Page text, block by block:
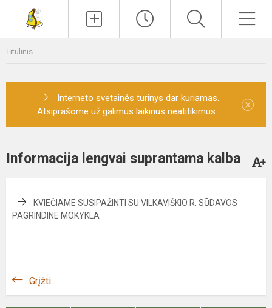
Titulinis
Interneto svetainės turinys dar kuriamas.
Atsiprašome už galimus laikinus neatitikimus.
×
Informacija lengvai suprantama kalba
KVIEČIAME SUSIPAŽINTI SU VILKAVIŠKIO R. SŪDAVOS
PAGRINDINE MOKYKLA
Grįžti